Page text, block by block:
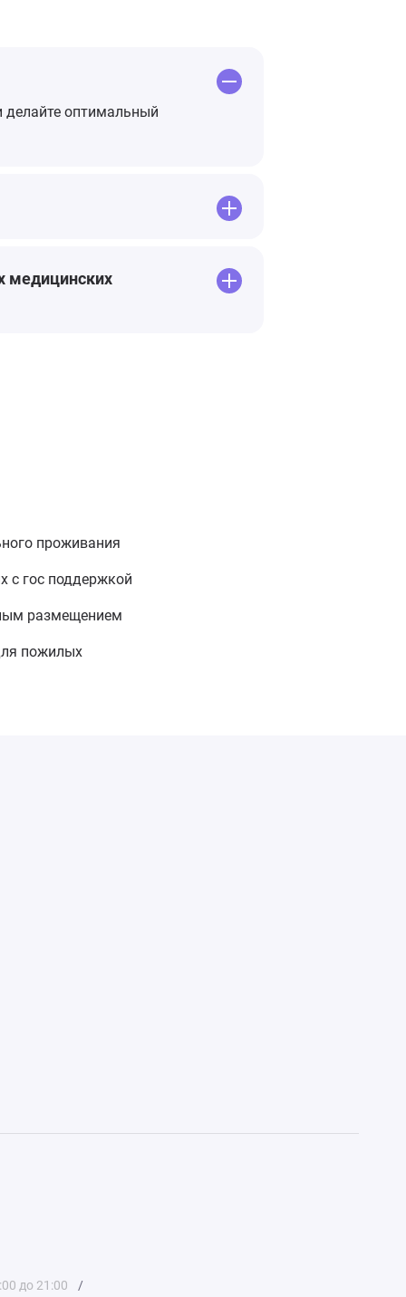
делайте оптимальный
медицинских
проживания
с гос поддержкой
размещением
пожилых
до 21:00 /